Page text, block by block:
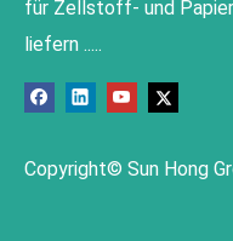
für Zellstoff- und
liefern .....
Copyright© Sun Hong